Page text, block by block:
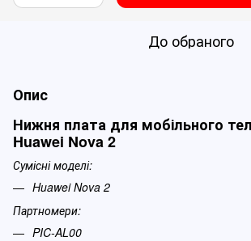
До обраного
Опис
Нижня плата для мобільного
Huawei Nova 2
Сумісні моделі:
Huawei Nova 2
Партномери:
PIC-AL00